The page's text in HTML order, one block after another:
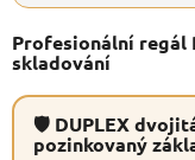
Profesionální regál
skladování
🛡 DUPLEX
pozinkovaný